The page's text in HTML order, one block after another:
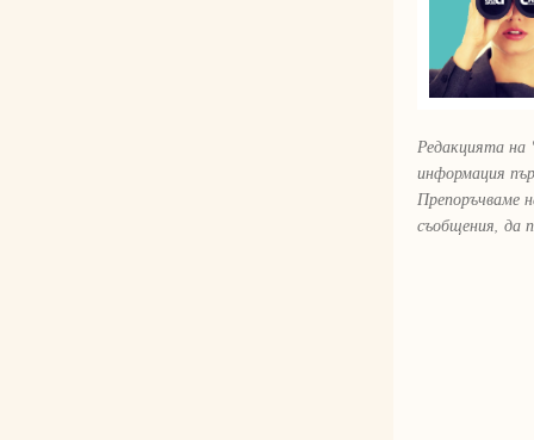
Редакцията на
информация
Препоръчваме
съобщения, да